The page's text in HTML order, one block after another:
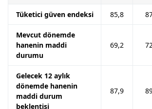
Tüketici güven endeksi 85,8
Mevcut dönemde
hanenin maddi
durumu
69,2
Gelecek 12 aylık
dönemde hanenin
maddi durum
beklentisi
87,9